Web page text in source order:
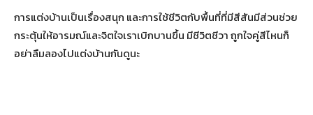
การแต่งบ้านเป็นเรื่องสนุก และการใช้ชีวิตกับพื้นที่ที่มีสีสันมีส่วนช่วย
กระตุ้นให้อารมณ์และจิตใจเราเบิกบานขึ้น มีชีวิตชีวา ถูกใจคู่สีไหนก็
อย่าลืมลองไปแต่งบ้านกันดูนะ